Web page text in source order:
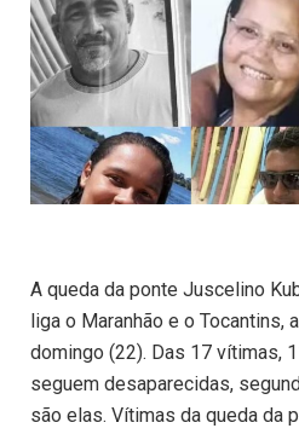
A queda da ponte Juscelino
liga o Maranhão e o Tocantins,
domingo (22). Das 17 vítimas,
seguem desaparecidas,
são elas. Vítimas da queda da